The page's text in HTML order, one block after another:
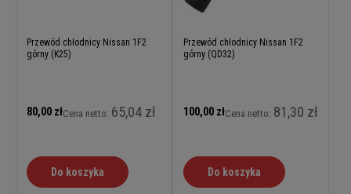
Przewód chłodnicy Nissan 1F2
górny (K25)
80,00 złCena netto: 65,04 zł
Do koszyka
Przewód chłodnicy Nissan 1F2
górny (QD32)
100,00 złCena netto: 81,30 zł
Do koszyka